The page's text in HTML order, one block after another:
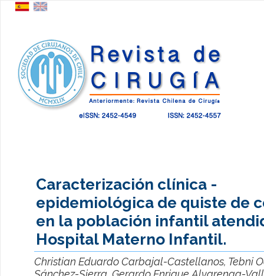
Caracterización clínica -
epidemiológica de quiste de
en la población infantil
Hospital Materno Infantil.
Christian Eduardo Carbajal-Castellanos, Tebni